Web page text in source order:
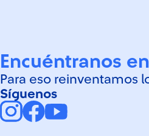
Encuéntranos
Para eso reinventamos
Síguenos